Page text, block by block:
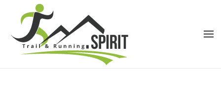
Accéder au contenu principal